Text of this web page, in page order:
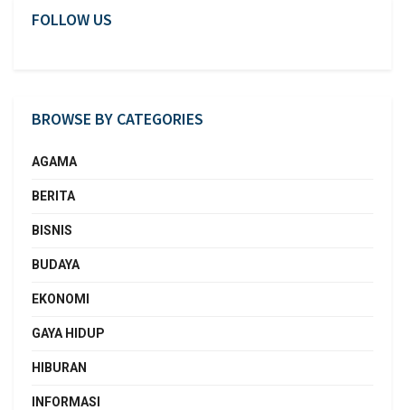
FOLLOW US
BROWSE BY CATEGORIES
AGAMA
BERITA
BISNIS
BUDAYA
EKONOMI
GAYA HIDUP
HIBURAN
INFORMASI